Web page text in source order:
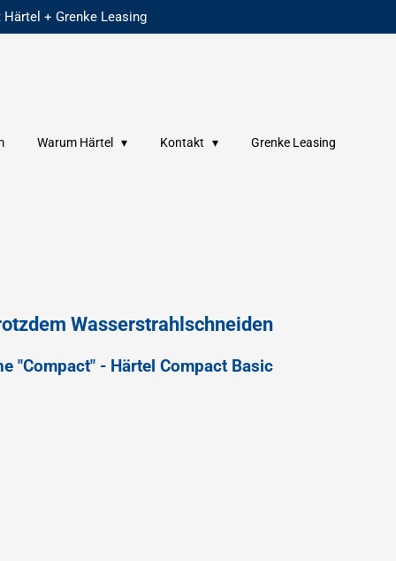
Härtel + Grenke Leasing
Warum Härtel Kontakt Grenke Leasing
Wasserstrahlschneiden
"Compact" - Härtel Compact Basic